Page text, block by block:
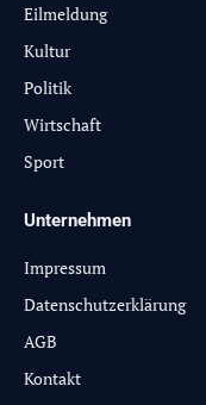
Eilmeldung
Kultur
Politik
Wirtschaft
Sport
Unternehmen
Impressum
Datenschutzerklärung
AGB
Kontakt